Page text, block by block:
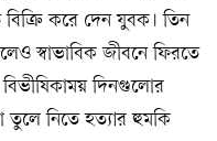
বিক্রি করে দেন যুবক। তিন
স্বাভাবিক জীবনে ফিরতে
দিনগুলোর
তুলে নিতে হত্যার হুমকি